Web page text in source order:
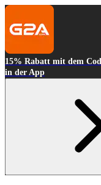
15% Rabatt mit dem
in der App